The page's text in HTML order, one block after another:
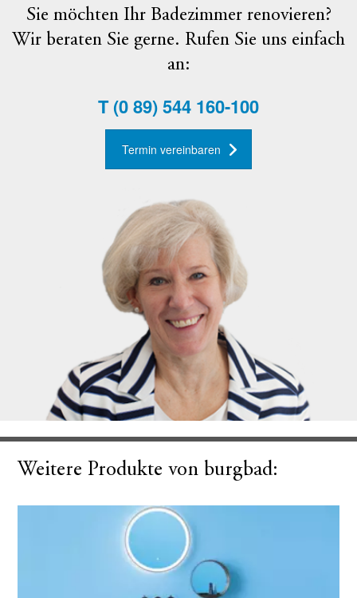
Sie möchten Ihr Badezimmer renovieren?
Wir beraten Sie gerne. Rufen Sie uns einfach
an:
T(0 89) 544 160-100
Termin vereinbaren
Weitere Produkte von burgbad: